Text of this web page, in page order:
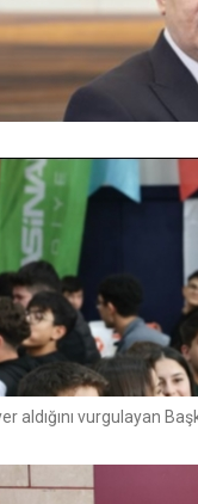
aldığını vurgulayan